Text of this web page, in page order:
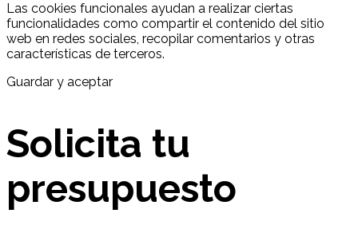
Las cookies funcionales ayudan a realizar ciertas
funcionalidades como compartir el contenido del sitio
web en redes sociales, recopilar comentarios y otras
características de terceros.
Guardar y aceptar
Solicita tu
presupuesto